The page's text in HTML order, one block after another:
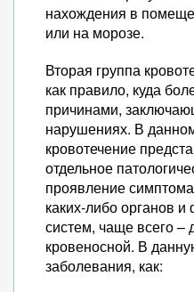
нахождения в
или на морозе.
Вторая группа
как правило, куда
причинами,
нарушениях. В
кровотечение
отдельное
проявление
каких-либо органов и
систем, чаще всего –
кровеносной. В
заболевания, как: